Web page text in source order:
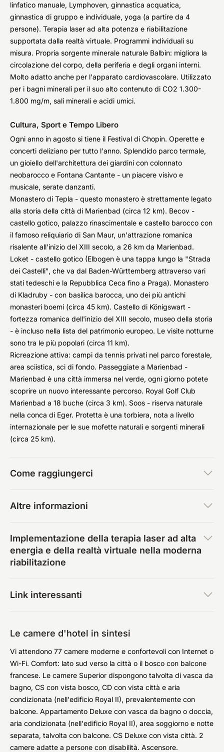
linfatico manuale, Lymphoven, ginnastica acquatica,
ginnastica di gruppo e individuale, yoga (a partire da 4
persone). Terapia laser ad alta potenza e riabilitazione
supportata dalla realtà virtuale. Programmi individuali su
misura. Propria sorgente minerale naturale Balbin: migliora la
circolazione del corpo, della periferia e degli organi interni.
Molto adatto anche per l'apparato cardiovascolare. Utilizzato
per i bagni minerali per il suo alto contenuto di CO2 1.300-
1.800 mg/m, sali minerali e acidi umici.
Cultura, Sport e Tempo Libero
Ogni anno in agosto si tiene il Festival di Chopin. Operette e
concerti deliziano per tutto l'anno. Splendido parco termale,
un gioiello dell'architettura dei giardini con colonnato
neobarocco e Fontana Cantante - un piacere visivo e
musicale, serate danzanti.
Monastero di Tepla - questo monastero è strettamente legato
alla storia della città di Marienbad (circa 12 km). Becov -
castello gotico, palazzo rinascimentale e castello barocco con
il famoso reliquiario di San Maur, un'attrazione romanica
risalente all'inizio del XIII secolo, a 26 km da Marienbad.
Loket - castello gotico (Elbogen è una tappa lungo la "Strada
dei Castelli", che va dal Baden-Württemberg attraverso vari
stati tedeschi e la Repubblica Ceca fino a Praga). Monastero
di Kladruby - con basilica barocca, uno dei più antichi
monasteri boemi (circa 45 km). Castello di Königswart -
fortezza romanica dell'inizio del XIII secolo, museo della storia
- è incluso nella lista del patrimonio europeo. Le visite notturne
sono tra le più popolari (circa 11 km).
Ricreazione attiva: campi da tennis privati nel parco forestale,
area sciistica, sci di fondo. Passeggiate a Marienbad -
Marienbad è una città immersa nel verde, ogni giorno potete
scoprire un nuovo interessante percorso. Royal Golf Club
Marienbad a 18 buche (circa 3 km). Soos - riserva naturale
nella conca di Eger. Protetta è una torbiera, nota a livello
internazionale per le sue mofette naturali e sorgenti minerali
(circa 25 km).
Come raggiungerci
Altre informazioni
Implementazione della terapia laser ad alta
energia e della realtà virtuale nella moderna
riabilitazione
Link interessanti
Le camere d'hotel in sintesi
Vi attendono 77 camere moderne e confortevoli con Internet o
Wi-Fi. Comfort: lato sud verso la città o il bosco con balcone
francese. Le camere Superior dispongono talvolta di vasca da
bagno, CS con vista bosco, CD con vista città e aria
condizionata (nell'edificio Royal II), prevalentemente con
balcone. Appartamento Deluxe con vasca da bagno o doccia,
aria condizionata (nell'edificio Royal II), area soggiorno e notte
separata, talvolta con balcone. CS Deluxe con vista città. 2
camere adatte a persone con disabilità. Ascensore.